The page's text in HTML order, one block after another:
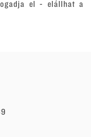
el - elállhat a